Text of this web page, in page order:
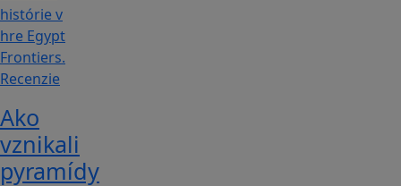
Recenzie
Ako
vznikali
pyramídy